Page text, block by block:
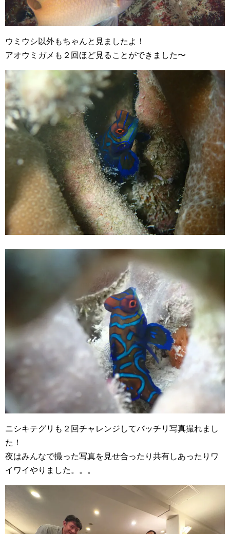
ウミウシ以外もちゃんと見ましたよ！
アオウミガメも２回ほど見ることができました〜
ニシキテグリも２回チャレンジしてバッチリ写真撮れまし
た！
夜はみんなで撮った写真を見せ合ったり共有しあったりワ
イワイやりました。。。